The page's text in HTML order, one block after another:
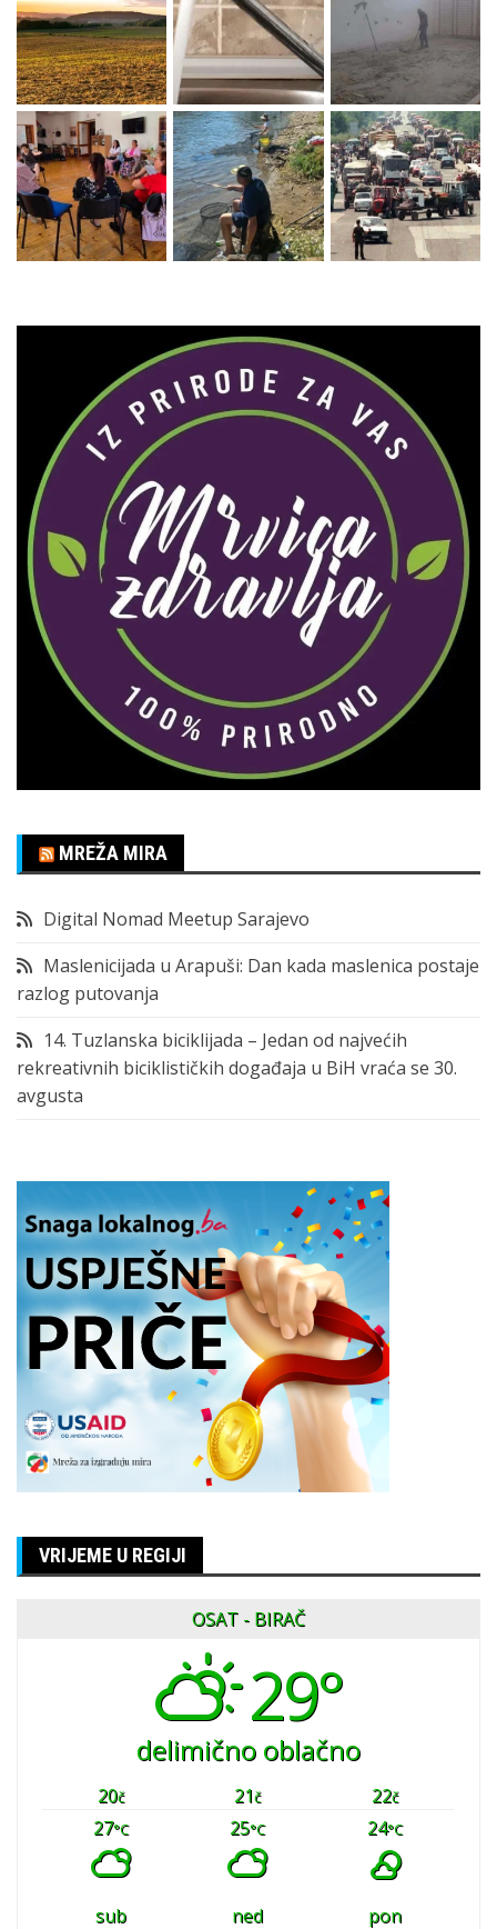
MREŽA MIRA
Digital Nomad Meetup Sarajevo
Maslenicijada u Arapuši: Dan kada maslenica postaje
razlog putovanja
14. Tuzlanska biciklijada – Jedan od najvećih
rekreativnih biciklističkih događaja u BiH vraća se 30.
avgusta
VRIJEME U REGIJI
OSAT - BIRAČ
29°
delimično oblačno
20č 21č 22č
27°C 25°C 24°C
sub ned
pon